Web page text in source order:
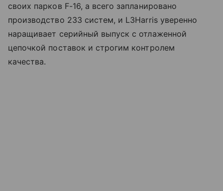
своих парков F-16, а всего запланировано
производство 233 систем, и L3Harris уверенно
наращивает серийный выпуск с отлаженной
цепочкой поставок и строгим контролем
качества.